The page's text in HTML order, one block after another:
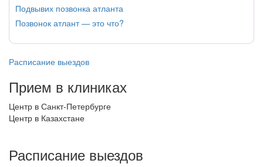
Подвывих позвонка атланта
Позвонок атлант — это что?
Расписание выездов
Прием в клиниках
Центр в Санкт-Петербурге
Центр в Казахстане
Расписание выездов